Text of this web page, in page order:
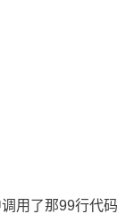
用了那99行代码